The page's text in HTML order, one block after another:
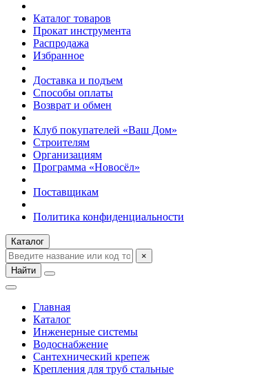
Каталог товаров
Прокат инструмента
Распродажа
Избранное
Доставка и подъем
Способы оплаты
Возврат и обмен
Клуб покупателей «Ваш Дом»
Строителям
Организациям
Программа «Новосёл»
Поставщикам
Политика конфиденциальности
Каталог
×
Найти
Главная
Каталог
Инженерные системы
Водоснабжение
Сантехнический крепеж
Крепления для труб стальные